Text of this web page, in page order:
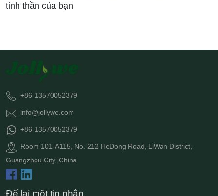
tinh thần của bạn
+86-13570052379
info@jollywe.com
+86-13570052379
Room 101-A115, No. 212 HeDong Road, LiWan District,
Guangzhou City, China
Để lại một tin nhắn